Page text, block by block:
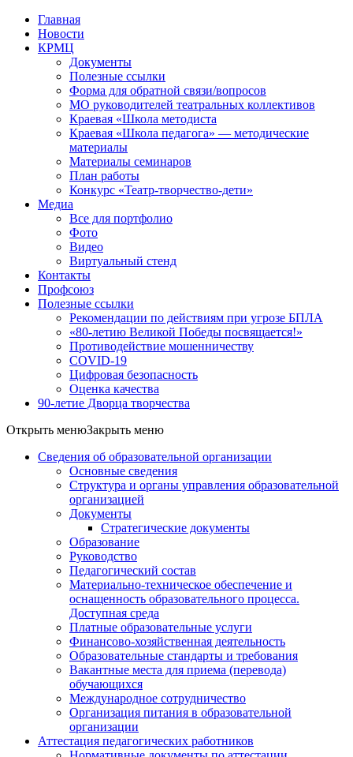
Перейти
контенту
Главная
Новости
КРМЦ
Документы
Полезные ссылки
Форма для обратной связи/вопросов
МО руководителей театральных коллективов
Краевая «Школа методиста
Краевая «Школа педагога» — методические
материалы
Материалы семинаров
План работы
Конкурс «Театр-творчество-дети»
Медиа
Все для портфолио
Фото
Видео
Виртуальный стенд
Контакты
Профсоюз
Полезные ссылки
Рекомендации по действиям при угрозе БПЛА
«80-летию Великой Победы посвящается!»
Противодействие мошенничеству
COVID-19
Цифровая безопасность
Оценка качества
90-летие Дворца творчества
Открыть менюЗакрыть меню
Сведения об образовательной организации
Основные сведения
Структура и органы управления образовательной
организацией
Документы
Стратегические документы
Образование
Руководство
Педагогический состав
Материально-техническое обеспечение и
оснащенность образовательного процесса.
Доступная среда
Платные образовательные услуги
Финансово-хозяйственная деятельность
Образовательные стандарты и требования
Вакантные места для приема (перевода)
обучающихся
Международное сотрудничество
Организация питания в образовательной
организации
Аттестация педагогических работников